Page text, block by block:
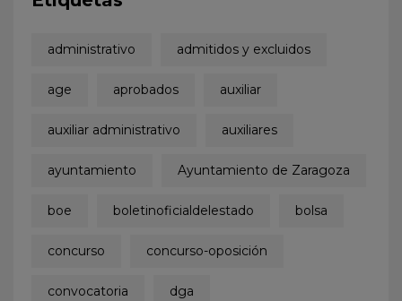
administrativo admitidos y excluidos
age aprobados auxiliar
auxiliar administrativo auxiliares
ayuntamiento Ayuntamiento de Zaragoza
boe boletinoficialdelestado bolsa
concurso concurso-oposición
convocatoria dga